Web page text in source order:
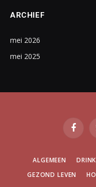
ARCHIEF
mei 2026
mei 2025
ALGEMEEN
GEZOND LEVEN